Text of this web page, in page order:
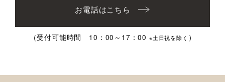
お電話はこちら
（受付可能時間 10：00～17：00 ※土日祝を除く ）